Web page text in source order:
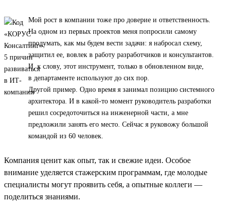
Мой рост в компании тоже про доверие и ответственность.
На одном из первых проектов меня попросили самому
продумать, как мы будем вести задачи: я набросал схему,
защитил ее, вовлек в работу разработчиков и консультантов.
И, к слову, этот инструмент, только в обновленном виде,
в департаменте используют до сих пор.
Другой пример. Одно время я занимал позицию системного
архитектора. И в какой-то момент руководитель разработки
решил сосредоточиться на инженерной части, а мне
предложили занять его место. Сейчас я руковожу большой
командой из 60 человек.
Компания ценит как опыт, так и свежие идеи. Особое
внимание уделяется стажерским программам, где молодые
специалисты могут проявить себя, а опытные коллеги —
поделиться знаниями.